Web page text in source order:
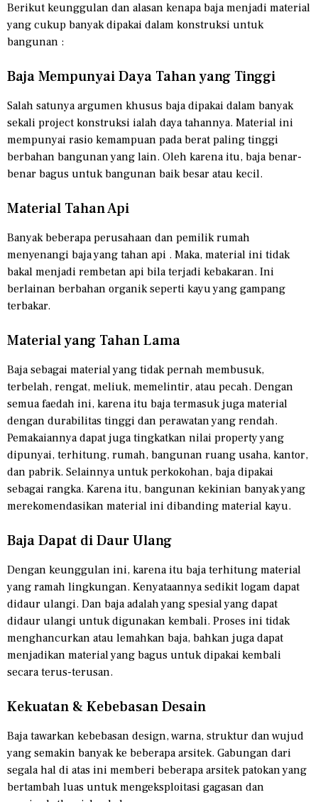
Berikut keunggulan dan alasan kenapa baja menjadi material
yang cukup banyak dipakai dalam konstruksi untuk
bangunan :
Baja Mempunyai Daya Tahan yang Tinggi
Salah satunya argumen khusus baja dipakai dalam banyak
sekali project konstruksi ialah daya tahannya. Material ini
mempunyai rasio kemampuan pada berat paling tinggi
berbahan bangunan yang lain. Oleh karena itu, baja benar-
benar bagus untuk bangunan baik besar atau kecil.
Material Tahan Api
Banyak beberapa perusahaan dan pemilik rumah
menyenangi baja yang tahan api . Maka, material ini tidak
bakal menjadi rembetan api bila terjadi kebakaran. Ini
berlainan berbahan organik seperti kayu yang gampang
terbakar.
Material yang Tahan Lama
Baja sebagai material yang tidak pernah membusuk,
terbelah, rengat, meliuk, memelintir, atau pecah. Dengan
semua faedah ini, karena itu baja termasuk juga material
dengan durabilitas tinggi dan perawatan yang rendah.
Pemakaiannya dapat juga tingkatkan nilai property yang
dipunyai, terhitung, rumah, bangunan ruang usaha, kantor,
dan pabrik. Selainnya untuk perkokohan, baja dipakai
sebagai rangka. Karena itu, bangunan kekinian banyak yang
merekomendasikan material ini dibanding material kayu.
Baja Dapat di Daur Ulang
Dengan keunggulan ini, karena itu baja terhitung material
yang ramah lingkungan. Kenyataannya sedikit logam dapat
didaur ulangi. Dan baja adalah yang spesial yang dapat
didaur ulangi untuk digunakan kembali. Proses ini tidak
menghancurkan atau lemahkan baja, bahkan juga dapat
menjadikan material yang bagus untuk dipakai kembali
secara terus-terusan.
Kekuatan & Kebebasan Desain
Baja tawarkan kebebasan design, warna, struktur dan wujud
yang semakin banyak ke beberapa arsitek. Gabungan dari
segala hal di atas ini memberi beberapa arsitek patokan yang
bertambah luas untuk mengeksploitasi gagasan dan